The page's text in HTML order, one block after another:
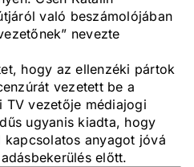
való beszámolójában
nevezte
hogy az ellenzéki pártok
vezetett be a
TV vezetője médiajogi
ugyanis kiadta, hogy
kapcsolatos anyagot jóvá
előtt.